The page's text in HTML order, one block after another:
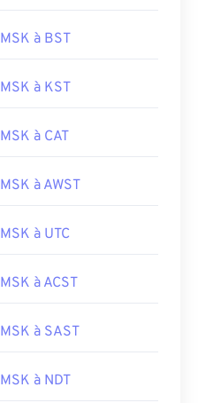
MSK à BST
MSK à KST
MSK à CAT
MSK à AWST
MSK à UTC
MSK à ACST
MSK à SAST
MSK à NDT